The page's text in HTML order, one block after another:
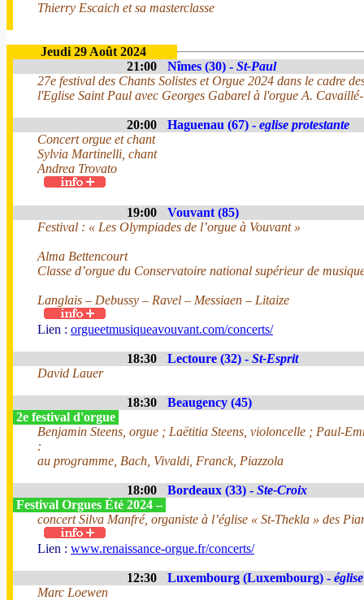
Thierry Escaich et sa masterclasse
Jeudi 29 Août 2024
21:00
Nîmes (30) - St-Paul
27e festival des Chants Solistes et Orgue 2024 dans le cadre
l'Eglise Saint Paul avec Georges Gabarel à l'orgue A.
20:00 Haguenau (67) - eglise protestante
Concert orgue et chant
Sylvia Martinelli, chant
Andrea Trovato
19:00
Vouvant (85)
Festival : « Les Olympiades de l’orgue à Vouvant »
Alma Bettencourt
Classe d’orgue du Conservatoire national supérieur de
Langlais – Debussy – Ravel – Messiaen – Litaize
Lien : orgueetmusiqueavouvant.com/concerts/
18:30 Lectoure (32) - St-Esprit
David Lauer
18:30
Beaugency (45)
2e festival d'orgue
Benjamin Steens, orgue ; Laëtitia Steens, violoncelle ; Paul-
:
au programme, Bach, Vivaldi, Franck, Piazzola
18:00 Bordeaux (33) - Ste-Croix
Festival Orgues Été 2024 –
concert Silva Manfré, organiste à l’église « St-Thekla » des
Lien : www.renaissance-orgue.fr/concerts/
12:30 Luxembourg (Luxembourg) -
Marc Loewen